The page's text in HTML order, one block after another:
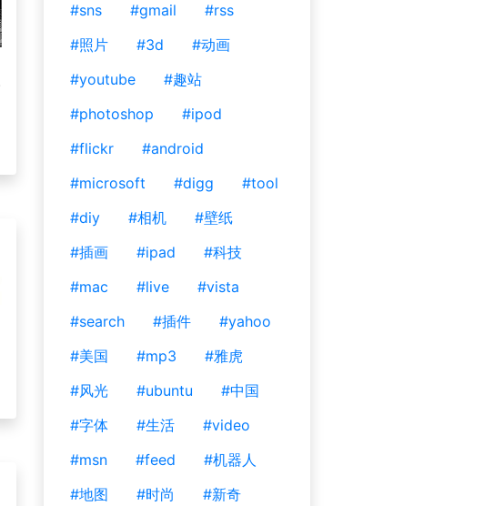
#sns
#gmail
#rss
#照片
#3d
#动画
#youtube
#趣站
#photoshop
#ipod
#flickr
#android
#microsoft
#digg
#tool
#diy
#相机
#壁纸
#插画
#ipad
#科技
#mac
#live
#vista
#search
#插件
#yahoo
#美国
#mp3
#雅虎
#风光
#ubuntu
#中国
#字体
#生活
#video
#msn
#feed
#机器人
#地图
#时尚
#新奇